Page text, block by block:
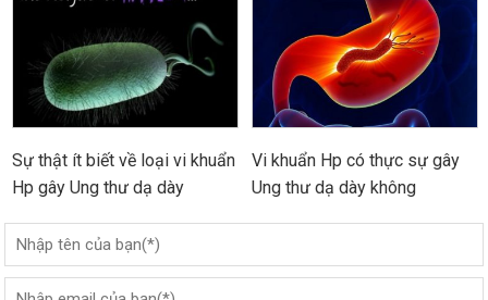
Sự thật ít biết về loại vi khuẩn
Hp gây Ung thư dạ dày
Vi khuẩn Hp có thực sự gây
Ung thư dạ dày không